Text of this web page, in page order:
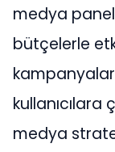
medya
bütçelerle
medya